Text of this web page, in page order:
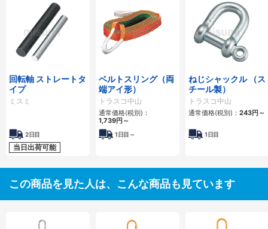
回転軸 ストレートタ
イプ
ミスミ
2日目
当日出荷可能
ベルトスリング（両
端アイ形）
トラスコ中山
通常価格(税別)：
1,739円 ～
1日目～
ねじシャックル （ス
チール製）
トラスコ中山
通常価格(税別)： 243円 ～
1日目
この商品を見た人は、こんな商品も見ています